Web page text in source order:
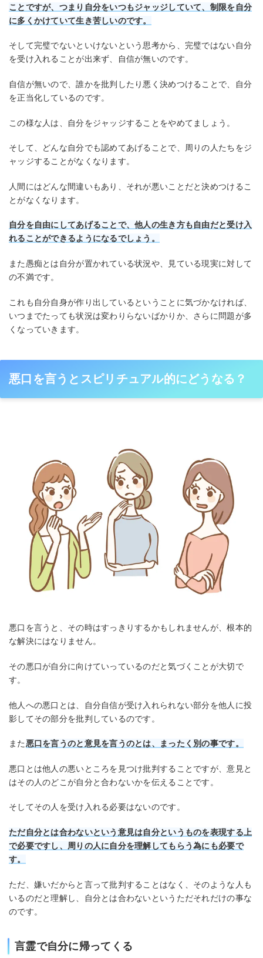
ことですが、つまり自分をいつもジャッジしていて、制限を自分
に多くかけていて生き苦しいのです。
そして完璧でないといけないという思考から、完璧ではない自分
を受け入れることが出来ず、自信が無いのです。
自信が無いので、誰かを批判したり悪く決めつけることで、自分
を正当化しているのです。
この様な人は、自分をジャッジすることをやめてましょう。
そして、どんな自分でも認めてあげることで、周りの人たちをジ
ャッジすることがなくなります。
人間にはどんな間違いもあり、それが悪いことだと決めつけるこ
とがなくなります。
自分を自由にしてあげることで、他人の生き方も自由だと受け入
れることができるようになるでしょう。
また愚痴とは自分が置かれている状況や、見ている現実に対して
の不満です。
これも自分自身が作り出しているということに気づかなければ、
いつまでたっても状況は変わりらないばかりか、さらに問題が多
くなっていきます。
悪口を言うとスピリチュアル的にどうなる？
悪口を言うと、その時はすっきりするかもしれませんが、根本的
な解決にはなりません。
その悪口が自分に向けていっているのだと気づくことが大切で
す。
他人への悪口とは、自分自信が受け入れられない部分を他人に投
影してその部分を批判しているのです。
また 悪口を言うのと意見を言うのとは、まったく別の事です。
悪口とは他人の悪いところを見つけ批判することですが、意見と
はその人のどこが自分と合わないかを伝えることです。
そしてその人を受け入れる必要はないのです。
ただ自分とは合わないという意見は自分というものを表現する上
で必要ですし、周りの人に自分を理解してもらう為にも必要で
す。
ただ、嫌いだからと言って批判することはなく、そのような人も
いるのだと理解し、自分とは合わないというただそれだけの事な
のです。
言霊で自分に帰ってくる